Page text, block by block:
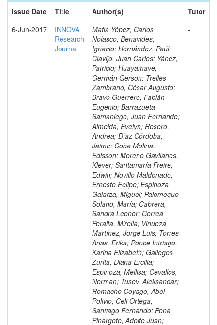
Issue Date
Title Author(s)
Tutor
6-Jun-2017
INNOVA
Research
Journal
Mafla Yépez, Carlos
Nolasco; Benavides,
Ignacio; Hernández, Paúl;
Clavijo, Juan Carlos; Yánez,
Patricio; Huayamave,
Germán Gerson; Trelles
Zambrano, César Augusto;
Bravo Guerrero, Fabián
Eugenio; Barrazueta
Samaniego, Juan Fernando;
Almeida, Evelyn; Rosero,
Andrea; Díaz Córdoba,
Jaime; Coba Molina,
Edisson; Moreno Gavilanes,
Klever; Santamaría Freire,
Edwin; Novillo Maldonado,
Ernesto Felipe; Espinoza
Galarza, Miguel; Palomeque
Solano, María; Cabrera,
Sandra Leonor; Correa
Peralta, Mirella; Vinueza
Martínez, Jorge Luis; Torres
Arias, Erika; Ponce Intriago,
Karina Elizabeth; Gallegos
Zurita, Diana Ercilia;
Espinoza, Mellisa; Cevallos,
Norman; Tusev, Aleksandar;
Remache Coyago, Abel
Polivio; Celi Ortega,
Santiago Fernando; Peña
Pinargote, Adolfo Juan;
-